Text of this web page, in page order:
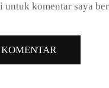
untuk komentar saya